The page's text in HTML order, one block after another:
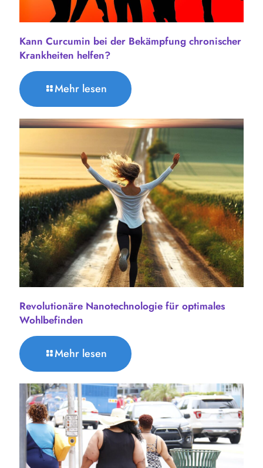
Kann Curcumin bei der Bekämpfung chronischer
Krankheiten helfen?
Mehr lesen
Revolutionäre Nanotechnologie für optimales
Wohlbefinden
Mehr lesen